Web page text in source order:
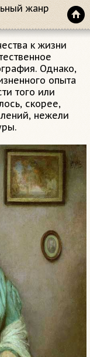
жанр
к жизни
Однако,
опыта
того или
скорее,
нежели